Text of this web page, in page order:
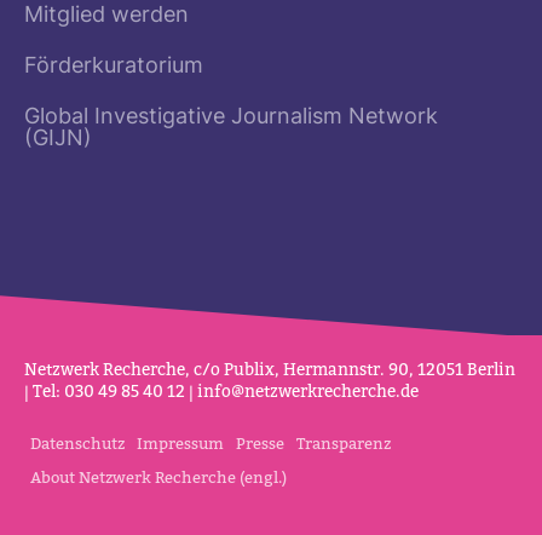
Mitglied werden
Förderkuratorium
Global Investigative Journalism Network
(GIJN)
Netz­werk Recherche, c/o Publix, Her­mannstr. 90, 12051 Berlin
| Tel: 030 49 85 40 12 | info@netz­werk­re­cherche.de
Datenschutz Impressum Presse Transparenz
About Netzwerk Recherche (engl.)